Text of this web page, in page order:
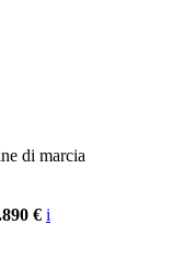
di marcia
€ i